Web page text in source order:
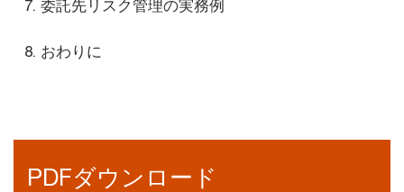
委託先リスク管理の実務例
おわりに
PDFダウンロード